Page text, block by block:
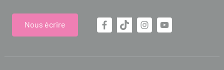
Nous écrire